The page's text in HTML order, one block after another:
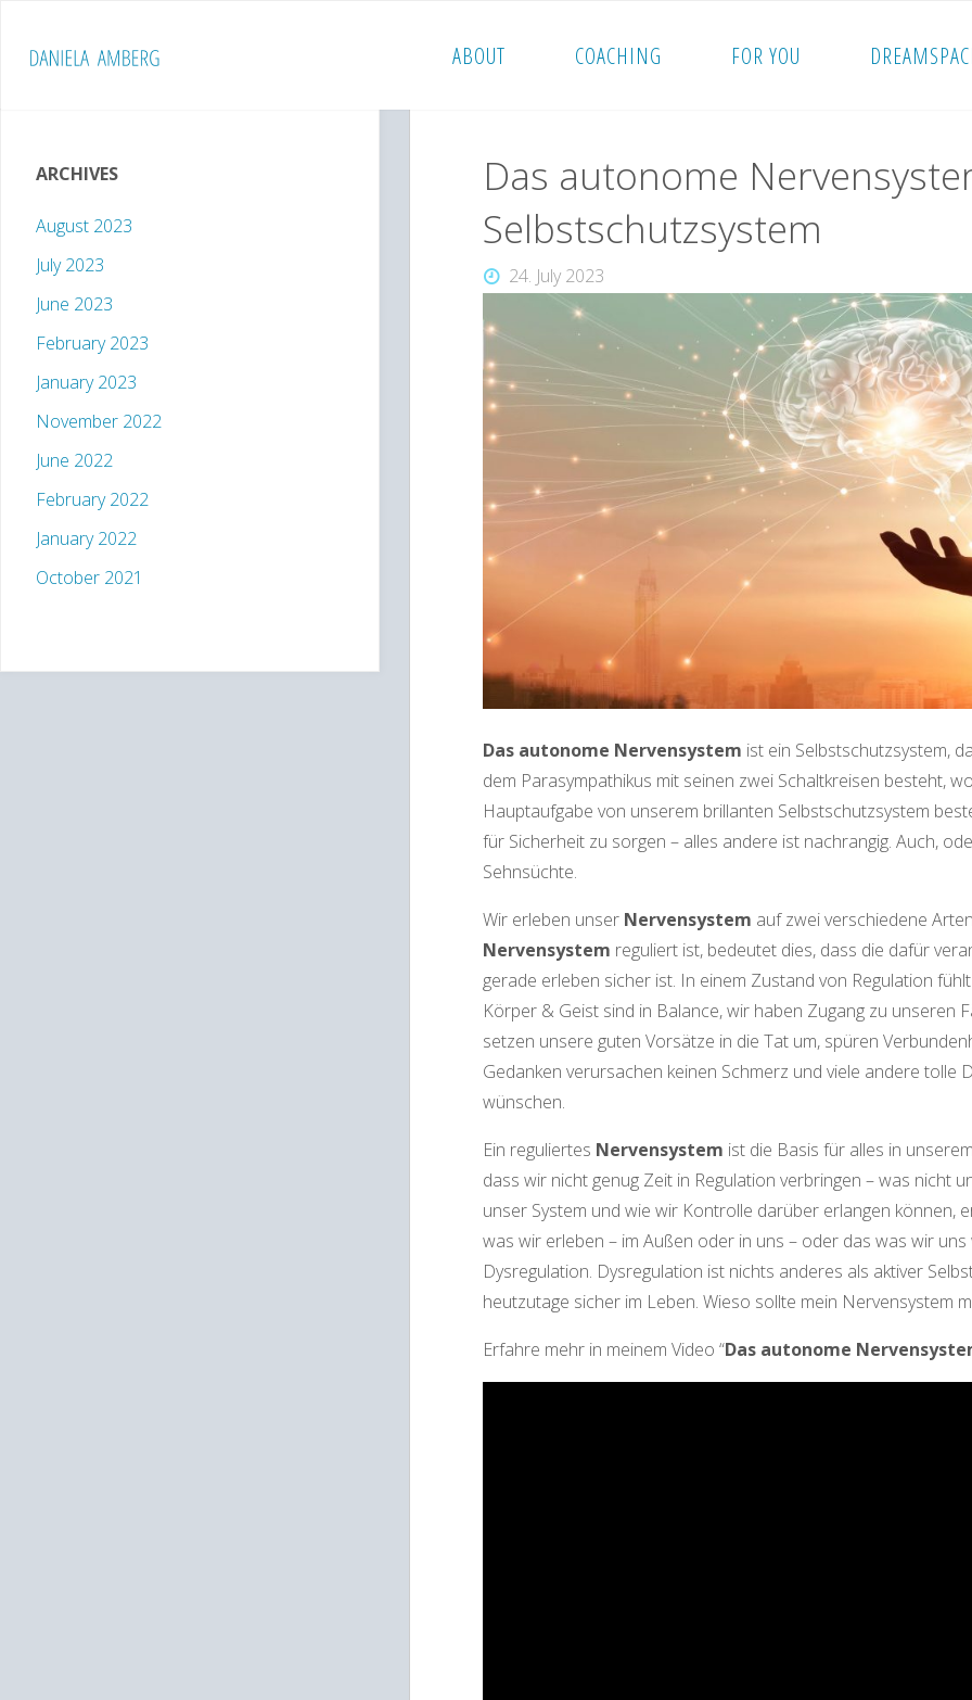
ABOUT COACHING FOR YOU
Das autonome
Selbstschutzsystem
24. July 2023
Das autonome Nervensystem ist ein Selbstschutzsystem,
dem Parasympathikus mit seinen zwei Schaltkreisen besteht,
Hauptaufgabe von unserem brillanten Selbstschutzsystem
für Sicherheit zu sorgen – alles andere ist nachrangig. Auch,
Sehnsüchte.
Wir erleben unser Nervensystem auf zwei verschiedene
Nervensystem reguliert ist, bedeutet dies, dass die dafür
gerade erleben sicher ist. In einem Zustand von Regulation
Körper & Geist sind in Balance, wir haben Zugang zu unseren
setzen unsere guten Vorsätze in die Tat um, spüren
Gedanken verursachen keinen Schmerz und viele andere tolle
wünschen.
Ein reguliertes Nervensystem ist die Basis für alles in
dass wir nicht genug Zeit in Regulation verbringen – was nicht
unser System und wie wir Kontrolle darüber erlangen können,
was wir erleben – im Außen oder in uns – oder das was wir
Dysregulation. Dysregulation ist nichts anderes als aktiver
heutzutage sicher im Leben. Wieso sollte mein Nervensystem
Erfahre mehr in meinem Video “Das autonome
ARCHIVES
August 2023
July 2023
June 2023
February 2023
January 2023
November 2022
June 2022
February 2022
January 2022
October 2021